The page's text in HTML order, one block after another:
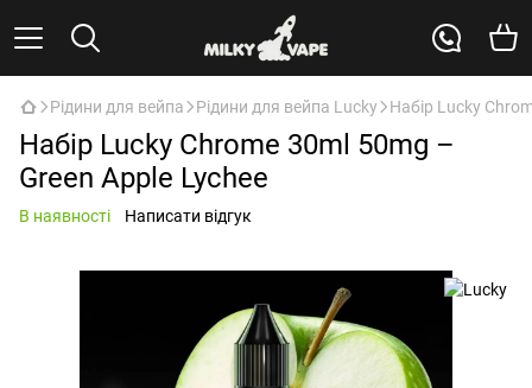
Рідини для вейпа Рідини для вейпа Lucky Набір Lucky
Набір Lucky Chrome 30ml 50mg –
Green Apple Lychee
В наявності Написати відгук